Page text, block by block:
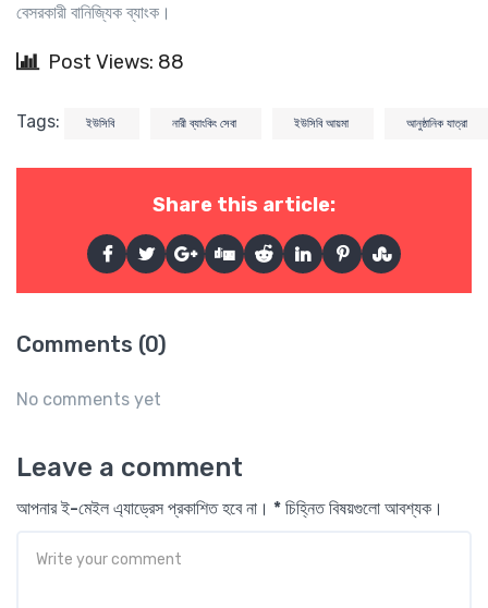
বেসরকারী বানিজ্যিক ব্যাংক।
Post Views: 88
Tags: ইউসিবি নারী ব্যাংকিং সেবা ইউসিবি আয়মা আনুষ্ঠানিক যাত্রা
Share this article:
Comments (0)
No comments yet
Leave a comment
আপনার ই-মেইল এ্যাড্রেস প্রকাশিত হবে না। * চিহ্নিত বিষয়গুলো আবশ্যক।